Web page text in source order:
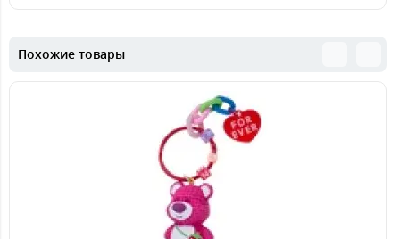
Похожие товары